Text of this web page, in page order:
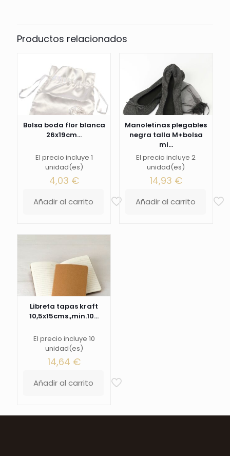
Productos relacionados
Bolsa boda flor blanca
26x19cm...
El precio incluye 1
unidad(es)
4,03 €
Añadir al carrito
Manoletinas plegables
negra talla M+bolsa
mi...
El precio incluye 2
unidad(es)
14,93 €
Añadir al carrito
Libreta tapas kraft
10,5x15cms.,min.10...
El precio incluye 10
unidad(es)
14,64 €
Añadir al carrito